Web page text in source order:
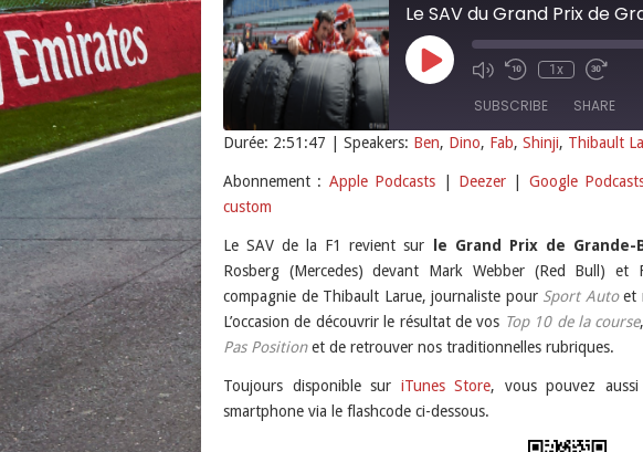
Le SAV du Grand Prix de
Play
Episode
1x
SUBSCRIBE SHARE
Apple Podcasts Deezer
custom
RSS FEED
SHARE
LINK
EMBED
Durée: 2:51:47 | Speakers: Ben, Dino, Fab, Shinji, Thibault
Abonnement : Apple Podcasts Deezer Google
custom
Le SAV de la F1 revient sur le Grand Prix de Grande-
Rosberg (Mercedes) devant Mark Webber (Red Bull)
compagnie de Thibault Larue, journaliste pour Sport Autoet
L’occasion de découvrir le résultat de vos Top 10 de la course
Pas Positionet de retrouver nos traditionnelles rubriques.
Toujours disponible sur iTunes Store, vous pouvez
smartphone via le flashcode ci-dessous.